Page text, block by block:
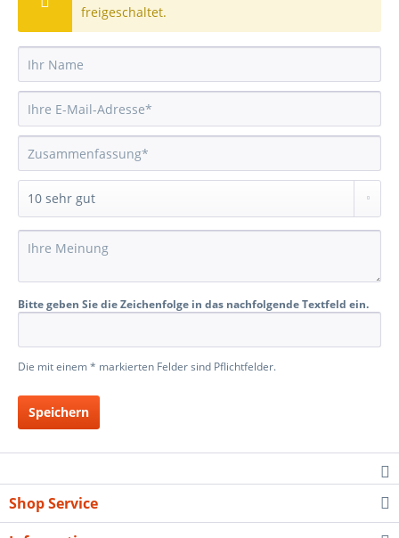
freigeschaltet.
Bitte geben Sie die Zeichenfolge in das nachfolgende Textfeld ein.
Die mit einem * markierten Felder sind Pflichtfelder.
Speichern
Shop Service